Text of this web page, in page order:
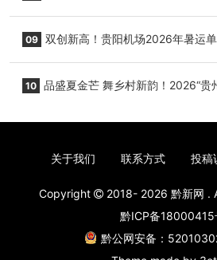
09 双创新高！贵阳机场2026年暑运
10 品盛夏金芒 舞乡村新韵！2026“贵
关于我们 联系方式 投稿
Copyright 2018- 2026 黔新网 .
黔ICP备18000415
黔公网安备：